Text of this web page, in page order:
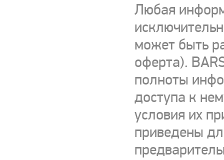
Любая
может быть
оферта).
полноты
доступа к
условия их
приведены